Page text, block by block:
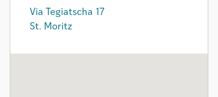
Via Tegiatscha 17
St. Moritz